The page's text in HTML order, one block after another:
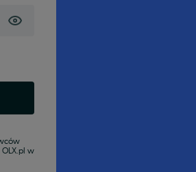
OLX.pl w